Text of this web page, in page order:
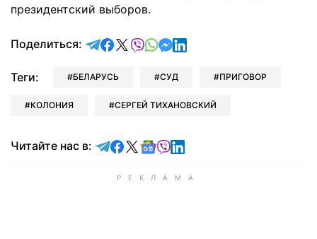
президентский выборов.
Поделиться: отправить в Telegram
поделиться в Facebook
поделиться в X
отправить в Viber
отправить в Whatsapp
отправить в Messenger
отправить в LinkedIn
Теги: БЕЛАРУСЬ СУД ПРИГОВОР
КОЛОНИЯ СЕРГЕЙ ТИХАНОВСКИЙ
Читайте нас в: Читайте в Telegram
Читайте в Facebook
Читайте в X
Читайте в Google news
Читайте в Viber
Читайте в LinkedIn